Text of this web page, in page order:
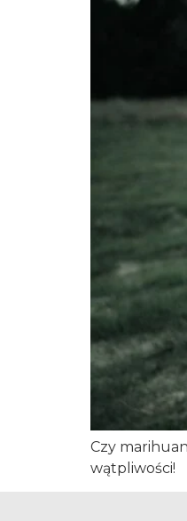
Czy
wątpliwości!